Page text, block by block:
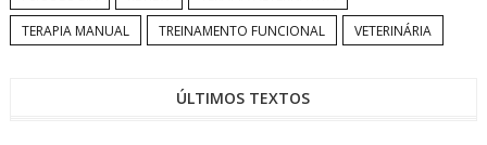
TERAPIA MANUAL
TREINAMENTO FUNCIONAL VETERINÁRIA
ÚLTIMOS TEXTOS